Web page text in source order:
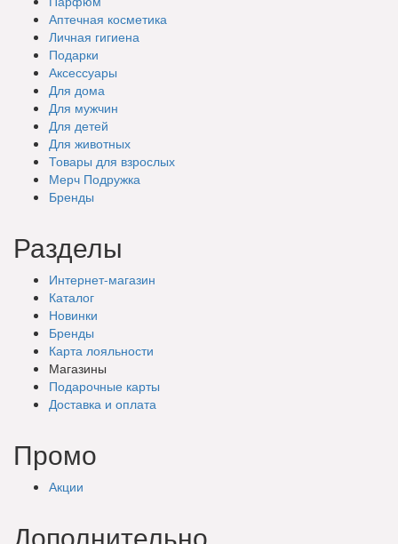
Аптечная косметика
Личная гигиена
Подарки
Аксессуары
Для дома
Для мужчин
Для детей
Для животных
Товары для взрослых
Мерч Подружка
Бренды
Разделы
Интернет-магазин
Каталог
Новинки
Бренды
Карта лояльности
Магазины
Подарочные карты
Доставка и оплата
Промо
Акции
Дополнительно